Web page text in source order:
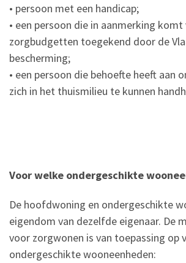
• persoon met een handicap;
• een persoon die in aanmerking
zorgbudgetten toegekend door de
bescherming;
• een persoon die behoefte heeft aan
zich in het thuismilieu te kunnen
Voor welke ondergeschikte
De hoofdwoning en ondergeschikte
eigendom van dezelfde eigenaar. De
voor zorgwonen is van toepassing op
ondergeschikte wooneenheden: